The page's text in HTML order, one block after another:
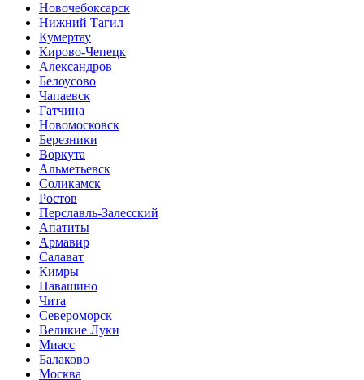
Новочебоксарск
Нижний Тагил
Кумертау
Кирово-Чепецк
Александров
Белоусово
Чапаевск
Гатчина
Новомосковск
Березники
Воркута
Альметьевск
Соликамск
Ростов
Перславль-Залесский
Апатиты
Армавир
Салават
Кимры
Навашино
Чита
Североморск
Великие Луки
Миасс
Балаково
Москва